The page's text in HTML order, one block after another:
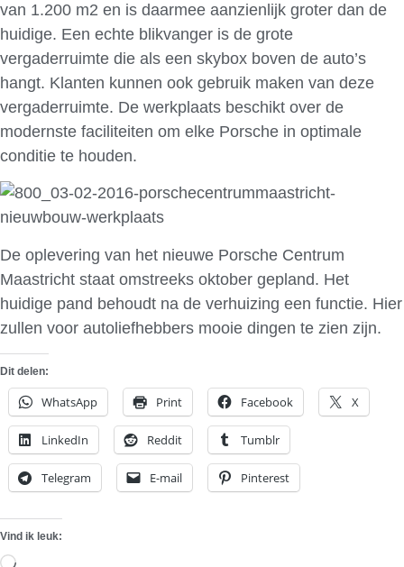
van 1.200 m2 en is daarmee aanzienlijk groter dan de
huidige. Een echte blikvanger is de grote
vergaderruimte die als een skybox boven de auto’s
hangt. Klanten kunnen ook gebruik maken van deze
vergaderruimte. De werkplaats beschikt over de
modernste faciliteiten om elke Porsche in optimale
conditie te houden.
De oplevering van het nieuwe Porsche Centrum
Maastricht staat omstreeks oktober gepland. Het
huidige pand behoudt na de verhuizing een functie. Hier
zullen voor autoliefhebbers mooie dingen te zien zijn.
Dit delen:
WhatsApp Print Facebook X
LinkedIn Reddit Tumblr
Telegram E-mail Pinterest
Vind ik leuk: